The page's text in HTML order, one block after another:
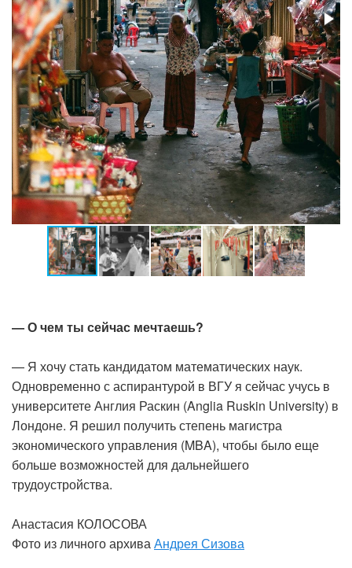
— О чем ты сейчас мечтаешь?
— Я хочу стать кандидатом математических наук.
Одновременно с аспирантурой в ВГУ я сейчас учусь в
университете Англия Раскин (Anglia Ruskin University) в
Лондоне. Я решил получить степень магистра
экономического управления (MBA), чтобы было еще
больше возможностей для дальнейшего
трудоустройства.
Анастасия КОЛОСОВА
Фото из личного архиваАндрея Сизова